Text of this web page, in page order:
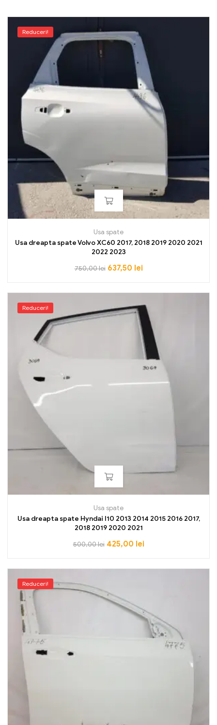
Reduceri!
Usa spate
Usa dreapta spate Volvo XC60 2017, 2018 2019 2020 2021
2022 2023
750,00lei 637,50 lei
Reduceri!
Usa spate
Usa dreapta spate Hyndai I10 2013 2014 2015 2016 2017,
2018 2019 2020 2021
500,00lei 425,00 lei
Reduceri!